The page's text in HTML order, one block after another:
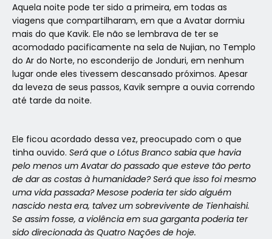
Aquela noite pode ter sido a primeira, em todas as
viagens que compartilharam, em que a Avatar dormiu
mais do que Kavik. Ele não se lembrava de ter se
acomodado pacificamente na sela de Nujian, no Templo
do Ar do Norte, no esconderijo de Jonduri, em nenhum
lugar onde eles tivessem descansado próximos. Apesar
da leveza de seus passos, Kavik sempre a ouvia correndo
até tarde da noite.
Ele ficou acordado dessa vez, preocupado com o que
tinha ouvido. Será que o Lótus Branco sabia que havia
pelo menos um Avatar do passado que esteve tão perto
de dar as costas à humanidade? Será que isso foi mesmo
uma vida passada? Mesose poderia ter sido alguém
nascido nesta era, talvez um sobrevivente de Tienhaishi.
Se assim fosse, a violência em sua garganta poderia ter
sido direcionada às Quatro Nações de hoje.